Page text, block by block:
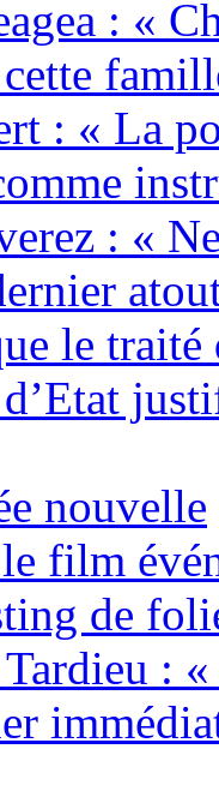
: «
: « La
: «
le traité
nouvelle
film
de
: «